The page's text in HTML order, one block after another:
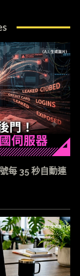
每 35 秒自動連